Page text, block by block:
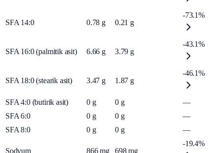
SFA 14:0 0.78 g 0.21 g
-73.1%
SFA 16:0 (palmitik asit) 6.66 g 3.79 g
-43.1%
SFA 18:0 (stearik asit) 3.47 g 1.87 g
-46.1%
SFA 4:0 (butirik asit) 0 g 0 g
—
SFA 6:0
0 g 0 g
—
SFA 8:0
0 g 0 g —
Sodyum 866 mg 698 mg
-19.4%